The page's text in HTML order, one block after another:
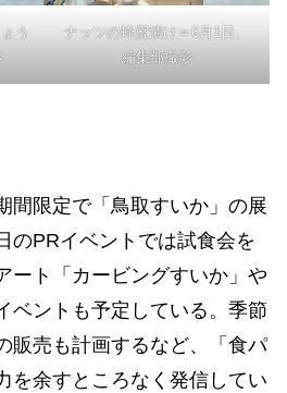
う
ナッツの蜂蜜漬け＝6月1日、
編集部撮影
限定で「鳥取すいか」の展
のPRイベントでは試食会を
ート「カービングすいか」や
ベントも予定している。季節
販売も計画するなど、「食パ
を余すところなく発信してい